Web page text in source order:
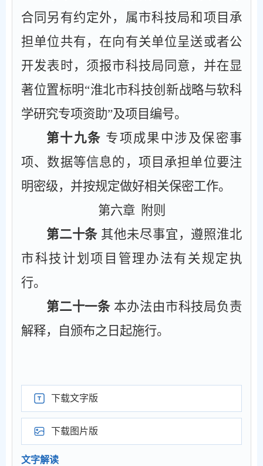
合同另有约定外，属市科技局和项目承
担单位共有，在向有关单位呈送或者公
开发表时，须报市科技局同意，并在显
著位置标明“淮北市科技创新战略与软科
学研究专项资助”及项目编号。
第十九条 专项成果中涉及保密事
项、数据等信息的，项目承担单位要注
明密级，并按规定做好相关保密工作。
第六章
附则
第二十条 其他未尽事宜，遵照淮北
市科技计划项目管理办法有关规定执
行。
第二十一条 本办法由市科技局负责
解释，自颁布之日起施行。
下载文字版
下载图片版
文字解读